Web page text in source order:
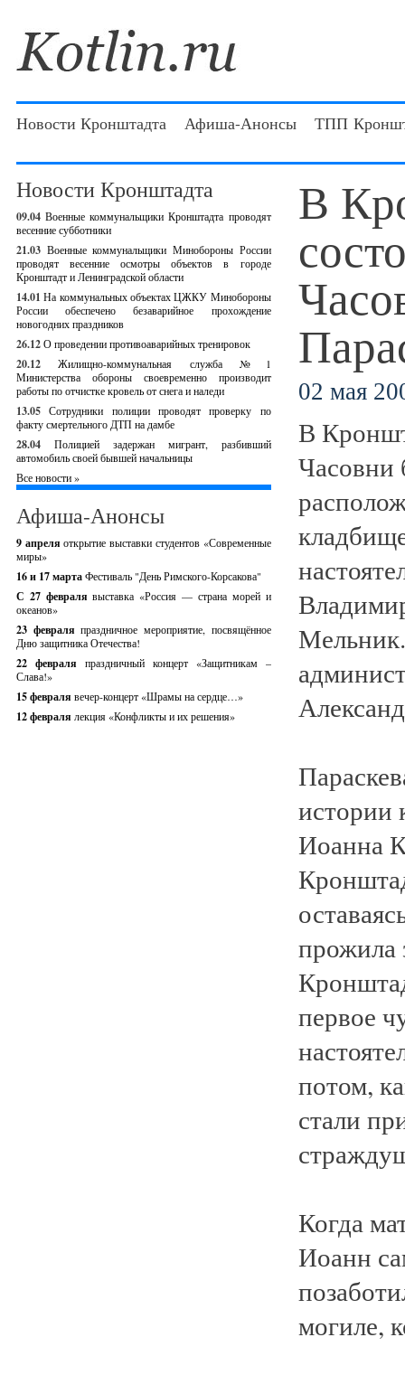
Новости Кронштадта Афиша-Анонсы ТПП
Новости Кронштадта
09.04 Военные коммунальщики Кронштадта проводят
весенние субботники
21.03 Военные коммунальщики Минобороны России
проводят весенние осмотры объектов в городе
Кронштадт и Ленинградской области
14.01 На коммунальных объектах ЦЖКУ Минобороны
России обеспечено безаварийное прохождение
новогодних праздников
26.12О проведении противоаварийных тренировок
20.12
Жилищно-коммунальная служба №1
Министерства обороны своевременно производит
работы по отчистке кровель от снега и наледи
13.05 Сотрудники полиции проводят проверку по
факту смертельного ДТП на дамбе
28.04
Полицией задержан мигрант, разбивший
автомобиль своей бывшей начальницы
Все новости »
Афиша-Анонсы
9 апреляоткрытие выставки студентов «Современные
миры»
16 и 17 мартаФестиваль "День Римского-Корсакова"
С 27 февралявыставка «Россия — страна морей и
океанов»
23 февраляпраздничное мероприятие, посвящённое
Дню защитника Отечества!
22 февраля праздничный концерт «Защитникам –
Слава!»
15 февраля вечер-концерт «Шрамы на сердце…»
12 февраля лекция «Конфликты и их решения»
В
02 мая
В
Часовни
истории
Иоанна
прожила
первое
потом,
стали
Когда
Иоанн
могиле,